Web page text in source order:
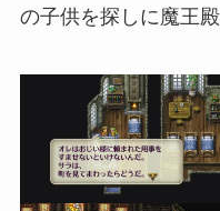
の子供を探しに魔王